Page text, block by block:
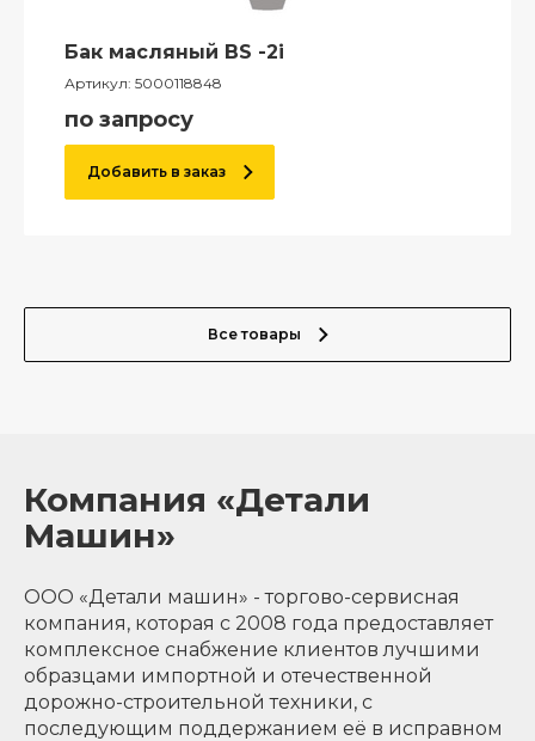
Бак масляный BS -2i
Артикул: 5000118848
по запросу
Добавить в заказ
Все товары
Компания «Детали
Машин»
ООО «Детали машин» - торгово-сервисная
компания, которая с 2008 года предоставляет
комплексное снабжение клиентов лучшими
образцами импортной и отечественной
дорожно-строительной техники, с
последующим поддержанием её в исправном